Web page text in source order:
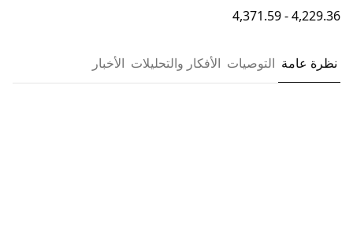
4,229.36 - 4,371.59
نظرة عامة التوصيات الأفكار والتحليلات الأخبار